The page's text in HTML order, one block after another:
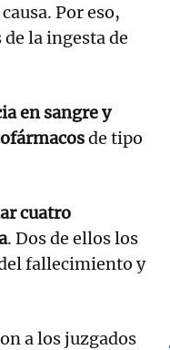
Por eso,
la ingesta de
en sangre y
de tipo
cuatro
. Dos de ellos los
fallecimiento y
a los juzgados